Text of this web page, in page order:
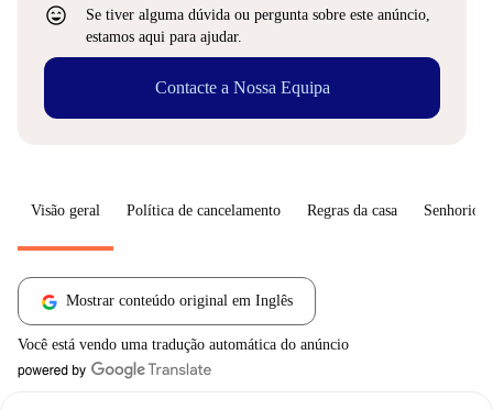
sentiment_very_satisfied
Se tiver alguma dúvida ou pergunta sobre este anúncio,
estamos aqui para ajudar.
Contacte a Nossa Equipa
Visão geral Política de cancelamento Regras da casa Senhorio
Mostrar conteúdo original em Inglês
Você está vendo uma tradução automática do anúncio